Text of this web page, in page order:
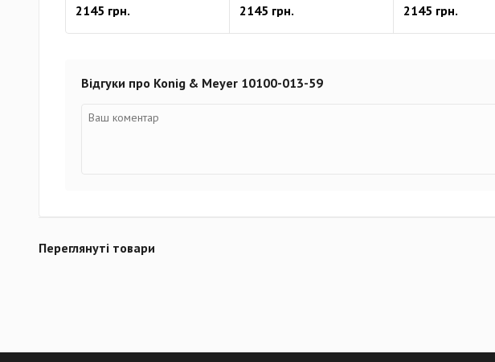
2145 грн. 2145 грн. 2145 грн.
Відгуки про Konig & Meyer 10100-013-59
Переглянуті товари